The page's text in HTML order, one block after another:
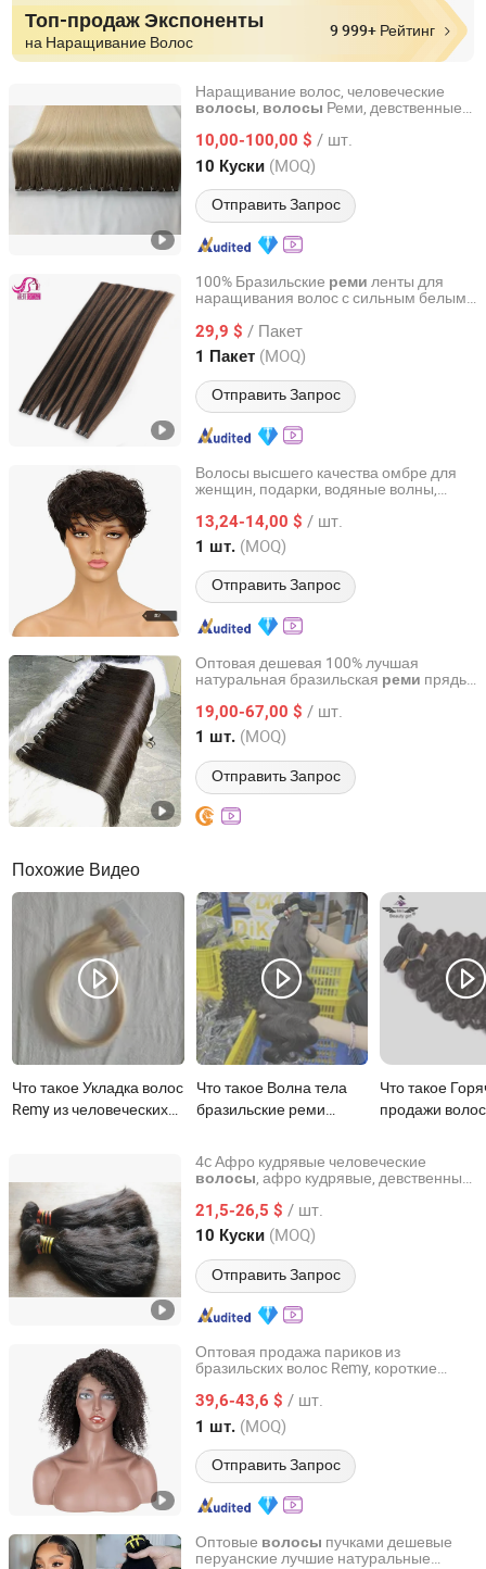
Топ-продаж Экспоненты
на Наращивание Волос
9 999+ Рейтинг
Наращивание волос, человеческие
волосы, волосы Реми, девственные
10,00-100,00 $ / шт.
10 Куски (MOQ)
Отправить Запрос
Foshan Wendy Hair Products Co., Ltd.
Guangdong, China с 2015
100% Бразильские реми ленты для
наращивания волос с сильным белым
женщин
29,9 $ / Пакет
1 Пакет (MOQ)
Отправить Запрос
Xuchang BeautyHair Fashion Co., Ltd.
Henan, China с 2004
Волосы высшего качества омбре для
женщин, подарки, водяные волны,
парики, парики изреми
13,24-14,00 $ / шт.
1 шт. (MOQ)
Отправить Запрос
Henan Rebecca Hair Products Co.,Ltd
Henan, China с 2024
Оптовая дешевая 100% лучшая
натуральная бразильская реми прядь
необработанная сырая девственная
человеческая волоса для
наращивания
19,00-67,00 $ / шт.
1 шт. (MOQ)
Отправить Запрос
Guangzhou Beimeijia Trading Co., Ltd.
Guangdong, China с 2023
Похожие Видео
Что такое Укладка волос
Remy из человеческих
Что такое Волна тела
бразильские реми
пучки 100%
натуральные
Что такое
продажи
волосы
4c Афро кудрявые человеческие
волосы, афро кудрявые, девственные
наращивание волос
21,5-26,5 $ / шт.
10 Куски (MOQ)
Отправить Запрос
Xuchang BeautyHair Fashion Co., Ltd.
Henan, China с 2004
Оптовая продажа париков из
бразильских волос Remy, короткие
детскими волосами для женщин
39,6-43,6 $ / шт.
1 шт. (MOQ)
Отправить Запрос
Henan Rebecca Hair Products Co.,Ltd
Henan, China с 2024
Оптовые волосы пучками дешевые
перуанские лучшие натуральные